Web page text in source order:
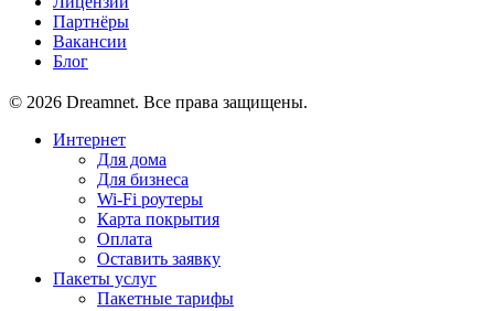
Партнёры
Вакансии
Блог
© 2026 Dreamnet. Все права защищены.
Интернет
Для дома
Для бизнеса
Wi-Fi роутеры
Карта покрытия
Оплата
Оставить заявку
Пакеты услуг
Пакетные тарифы